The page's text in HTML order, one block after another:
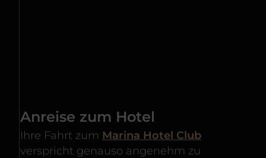
Anreise zum Hotel
Ihre Fahrt zum Marina Hotel Club
verspricht genauso angenehm zu